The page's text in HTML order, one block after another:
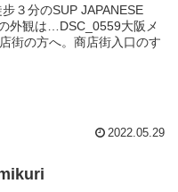
３分のSUP JAPANESE
外観は…DSC_0559大阪メ
街の方へ。商店街入口のす
2022.05.29